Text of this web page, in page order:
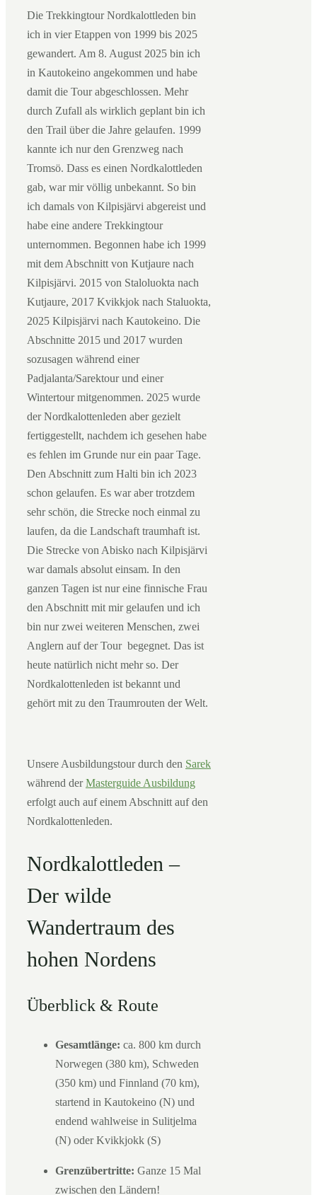
Die Trekkingtour Nordkalottleden bin
ich in vier Etappen von 1999 bis 2025
gewandert. Am 8. August 2025 bin ich
in Kautokeino angekommen und habe
damit die Tour abgeschlossen. Mehr
durch Zufall als wirklich geplant bin ich
den Trail über die Jahre gelaufen. 1999
kannte ich nur den Grenzweg nach
Tromsö. Dass es einen Nordkalottleden
gab, war mir völlig unbekannt. So bin
ich damals von Kilpisjärvi abgereist und
habe eine andere Trekkingtour
unternommen. Begonnen habe ich 1999
mit dem Abschnitt von Kutjaure nach
Kilpisjärvi. 2015 von Staloluokta nach
Kutjaure, 2017 Kvikkjok nach Staluokta,
2025 Kilpisjärvi nach Kautokeino. Die
Abschnitte 2015 und 2017 wurden
sozusagen während einer
Padjalanta/Sarektour und einer
Wintertour mitgenommen. 2025 wurde
der Nordkalottenleden aber gezielt
fertiggestellt, nachdem ich gesehen habe
es fehlen im Grunde nur ein paar Tage.
Den Abschnitt zum Halti bin ich 2023
schon gelaufen. Es war aber trotzdem
sehr schön, die Strecke noch einmal zu
laufen, da die Landschaft traumhaft ist.
Die Strecke von Abisko nach Kilpisjärvi
war damals absolut einsam. In den
ganzen Tagen ist nur eine finnische Frau
den Abschnitt mit mir gelaufen und ich
bin nur zwei weiteren Menschen, zwei
Anglern auf der Tour begegnet. Das ist
heute natürlich nicht mehr so. Der
Nordkalottenleden ist bekannt und
gehört mit zu den Traumrouten der Welt.
Unsere Ausbildungstour durch den Sarek
während derMasterguide Ausbildung
erfolgt auch auf einem Abschnitt auf den
Nordkalottenleden.
Nordkalottleden –
Der wilde
Wandertraum des
hohen Nordens
Überblick & Route
Gesamtlänge: ca. 800 km durch
Norwegen (380 km), Schweden
(350 km) und Finnland (70 km),
startend in Kautokeino (N) und
endend wahlweise in Sulitjelma
(N) oder Kvikkjokk (S)
Grenzübertritte: Ganze 15 Mal
zwischen den Ländern!